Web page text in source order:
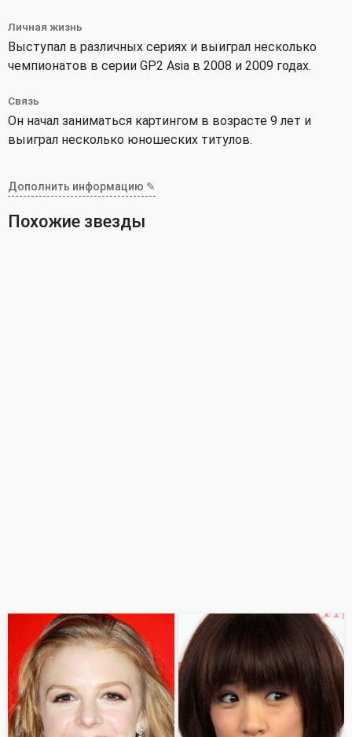
Личная жизнь
Выступал в различных сериях и выиграл несколько
чемпионатов в серии GP2 Asia в 2008 и 2009 годах.
Связь
Он начал заниматься картингом в возрасте 9 лет и
выиграл несколько юношеских титулов.
Дополнить информацию ✎
Похожие звезды